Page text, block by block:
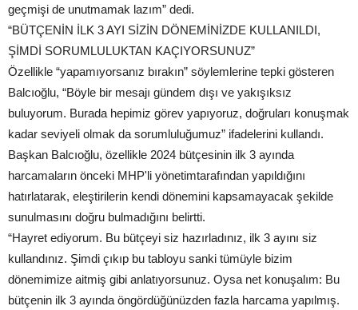
geçmişi de unutmamak lazım” dedi.
“BÜTÇENİN İLK 3 AYI SİZİN DÖNEMİNİZDE KULLANILDI,
ŞİMDİ SORUMLULUKTAN KAÇIYORSUNUZ”
Özellikle “yapamıyorsanız bırakın” söylemlerine tepki gösteren
Balcıoğlu, “Böyle bir mesajı gündem dışı ve yakışıksız
buluyorum. Burada hepimiz görev yapıyoruz, doğruları konuşmak
kadar seviyeli olmak da sorumluluğumuz” ifadelerini kullandı.
Başkan Balcıoğlu, özellikle 2024 bütçesinin ilk 3 ayında
harcamaların önceki MHP'li yönetimtarafından yapıldığını
hatırlatarak, eleştirilerin kendi dönemini kapsamayacak şekilde
sunulmasını doğru bulmadığını belirtti.
“Hayret ediyorum. Bu bütçeyi siz hazırladınız, ilk 3 ayını siz
kullandınız. Şimdi çıkıp bu tabloyu sanki tümüyle bizim
dönemimize aitmiş gibi anlatıyorsunuz. Oysa net konuşalım: Bu
bütçenin ilk 3 ayında öngördüğünüzden fazla harcama yapılmış.